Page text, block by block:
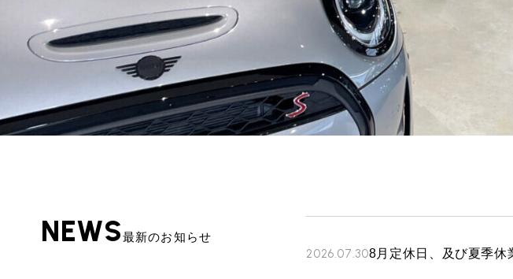
動画一覧
MAP
リクルート
お問い合わせ
NEWS最新のお知らせ
2026.07.308月定休日、及び夏季休